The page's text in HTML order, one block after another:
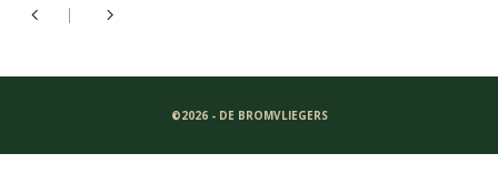
©2026 - DE BROMVLIEGERS